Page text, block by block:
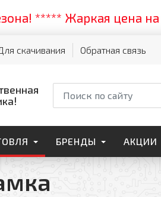
***** Жаркая цена на
скачивания Обратная связь
БРЕНДЫ АКЦИИ